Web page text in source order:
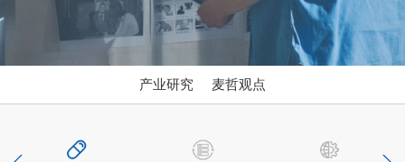
产业研究 麦哲观点